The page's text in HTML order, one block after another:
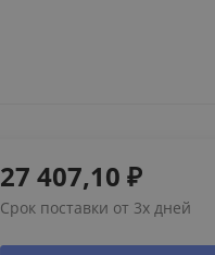
27 407,10 ₽
Срок поставки от 3х дней